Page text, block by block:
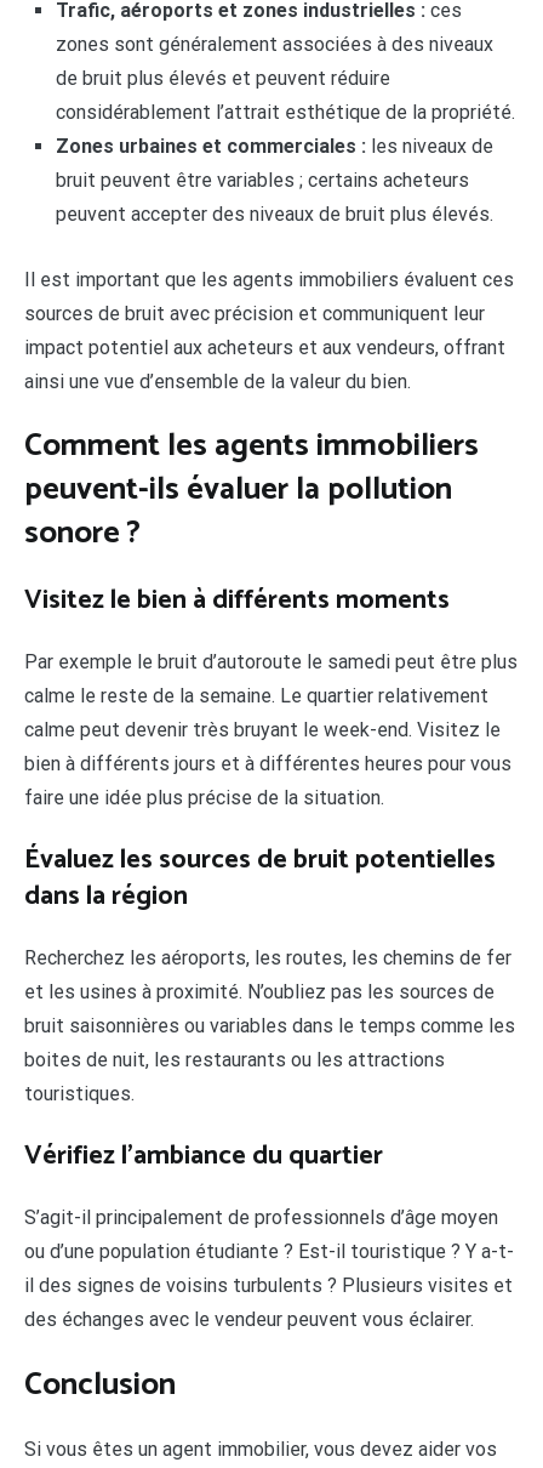
Trafic, aéroports et zones industrielles : ces
zones sont généralement associées à des niveaux
de bruit plus élevés et peuvent réduire
considérablement l’attrait esthétique de la propriété.
Zones urbaines et commerciales : les niveaux de
bruit peuvent être variables ; certains acheteurs
peuvent accepter des niveaux de bruit plus élevés.
Il est important que les agents immobiliers évaluent ces
sources de bruit avec précision et communiquent leur
impact potentiel aux acheteurs et aux vendeurs, offrant
ainsi une vue d’ensemble de la valeur du bien.
Comment les agents immobiliers
peuvent-ils évaluer la pollution
sonore ?
Visitez le bien à différents moments
Par exemple le bruit d’autoroute le samedi peut être plus
calme le reste de la semaine. Le quartier relativement
calme peut devenir très bruyant le week-end. Visitez le
bien à différents jours et à différentes heures pour vous
faire une idée plus précise de la situation.
Évaluez les sources de bruit potentielles
dans la région
Recherchez les aéroports, les routes, les chemins de fer
et les usines à proximité. N’oubliez pas les sources de
bruit saisonnières ou variables dans le temps comme les
boites de nuit, les restaurants ou les attractions
touristiques.
Vérifiez l’ambiance du quartier
S’agit-il principalement de professionnels d’âge moyen
ou d’une population étudiante ? Est-il touristique ? Y a-t-
il des signes de voisins turbulents ? Plusieurs visites et
des échanges avec le vendeur peuvent vous éclairer.
Conclusion
Si vous êtes un agent immobilier, vous devez aider vos